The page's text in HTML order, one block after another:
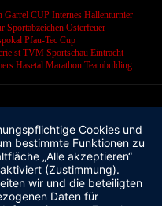
Garrel CUP Internes Hallenturnier
Sportabzeichen Osterfeuer
Pfau-Tec Cup
st TVM Sportschau Eintracht
Hasetal Marathon Teambulding
Cookies und
bestimmte Funktionen zu
„Alle akzeptieren“
(Zustimmung).
wir und die beteiligten
Daten für